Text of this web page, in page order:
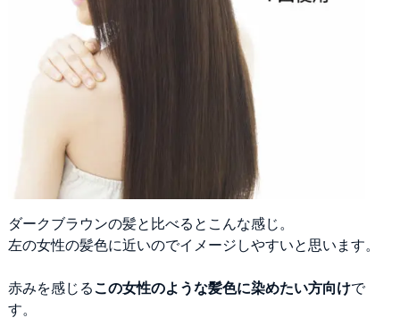
ダークブラウンの髪と比べるとこんな感じ。
左の女性の髪色に近いのでイメージしやすいと思います。
赤みを感じるこの女性のような髪色に染めたい方向けで
す。